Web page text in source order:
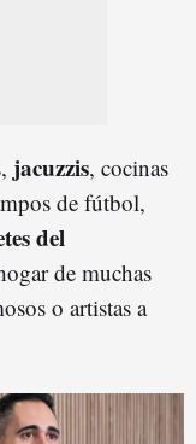
jacuzzis, cocinas
de fútbol,
del
de muchas
o artistas a